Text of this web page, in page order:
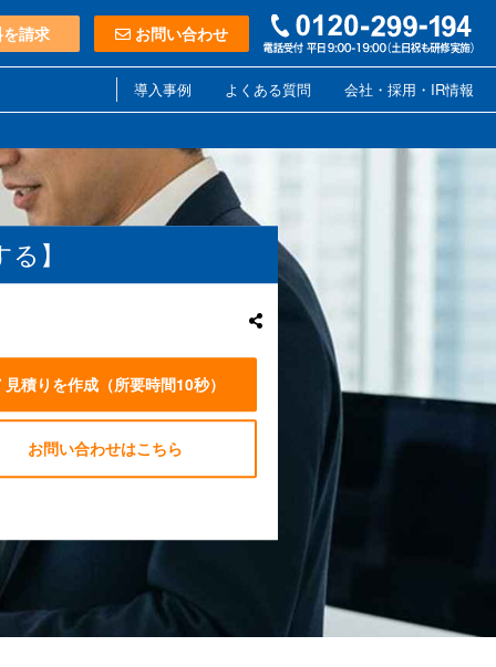
請求 お問い合わせ
導入事例 よくある質問 会社・採用・IR情報
】
見積りを作成 （所要時間10秒）
お問い合わせはこちら